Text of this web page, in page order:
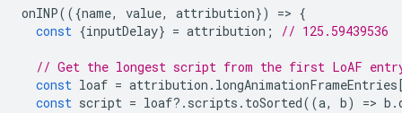
onINP(({name, value, attribution}) => {
const {inputDelay} = attribution ; // 125.59439536
// Get the longest script from the first LoAF
const loaf = attribution . longAnimationFrameEntries
const script = loaf? . scripts . toSorted((a, b) => b .